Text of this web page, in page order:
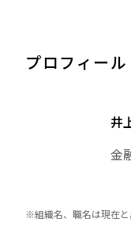
プロフィール
井
金
※組織名、職名は現在と